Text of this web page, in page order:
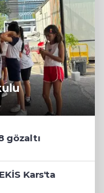
gözaltı
Kars'ta